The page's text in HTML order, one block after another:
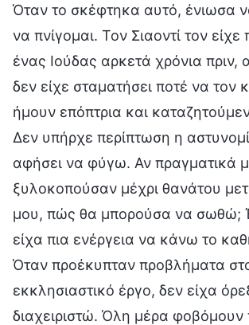
Όταν το σκέφτηκα αυτό, ένιωσα
να πνίγομαι. Τον Σιαοντί τον είχε
ένας Ιούδας αρκετά χρόνια πριν,
δεν είχε σταματήσει ποτέ να τον
ήμουν επόπτρια και
Δεν υπήρχε περίπτωση η
αφήσει να φύγω. Αν πραγματικά
ξυλοκοπούσαν μέχρι θανάτου
μου, πώς θα μπορούσα να σωθώ;
είχα πια ενέργεια να κάνω το
Όταν προέκυπταν προβλήματα
εκκλησιαστικό έργο, δεν είχα
διαχειριστώ. Όλη μέρα